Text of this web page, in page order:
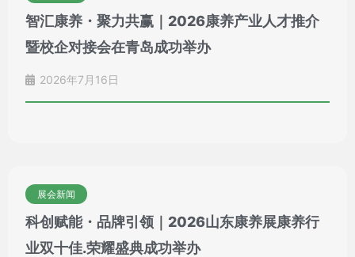
智汇康养・聚力共赢｜2026康养产业人才推介
暨校企对接会在青岛成功举办
2026年7月16日
展会新闻
科创赋能・品牌引领｜2026山东康养展康养行
业双十佳.荣耀盛典成功举办